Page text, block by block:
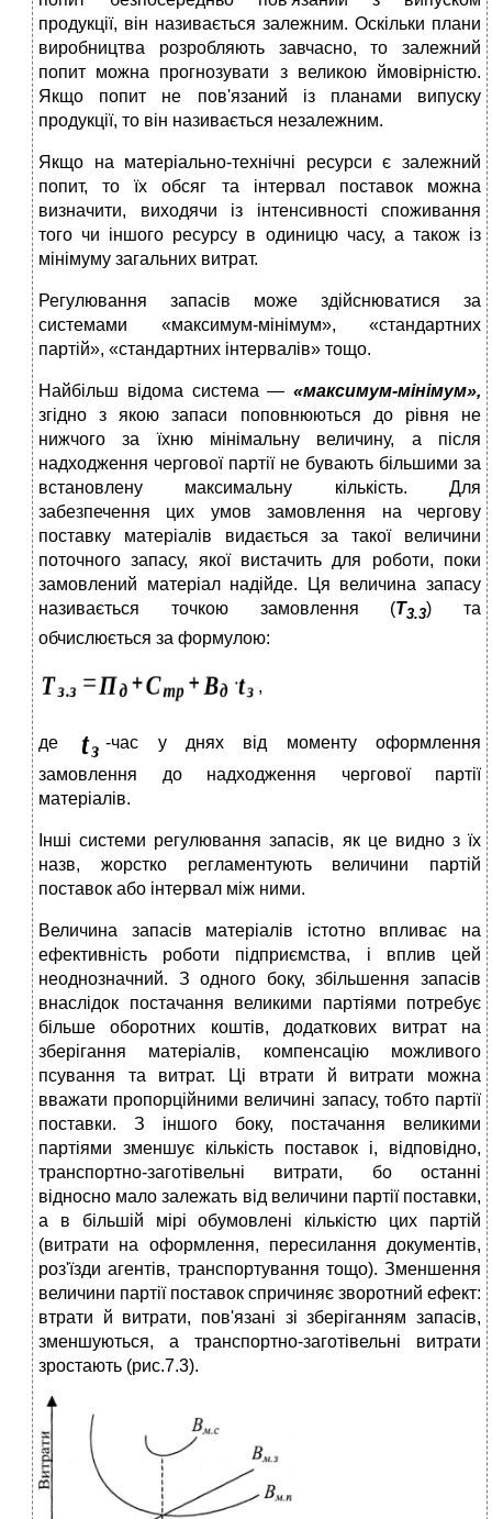
продукції, він називається залежним. Оскільки плани
виробництва розробляють завчасно, то залежний
попит можна прогнозувати з великою ймовірністю.
Якщо попит не пов'язаний із планами випуску
продукції, то він називається незалежним.
Якщо на матеріально-технічні ресурси є залежний
попит, то їх обсяг та інтервал поставок можна
визначити, виходячи із інтенсивності споживання
того чи іншого ресурсу в одиницю часу, а також із
мінімуму загальних витрат.
Регулювання запасів може здійснюватися за
системами «максимум-мінімум», «стандартних
партій», «стандартних інтервалів» тощо.
Найбільш відома система — «максимум-мінімум»,
згідно з якою запаси поповнюються до рівня не
нижчого за їхню мінімальну величину, а після
надходження чергової партії не бувають більшими за
встановлену максимальну кількість. Для
забезпечення цих умов замовлення на чергову
поставку матеріалів видається за такої величини
поточного запасу, якої вистачить для роботи, поки
замовлений матеріал надійде. Ця величина запасу
називається точкою замовлення (Т3.3) та
обчислюється за формулою:
,
де
-час у днях від моменту оформлення
замовлення до надходження чергової партії
матеріалів.
Інші системи регулювання запасів, як це видно з їх
назв, жорстко регламентують величини партій
поставок або інтервал між ними.
Величина запасів матеріалів істотно впливає на
ефективність роботи підприємства, і вплив цей
неоднозначний. З одного боку, збільшення запасів
внаслідок постачання великими партіями потребує
більше оборотних коштів, додаткових витрат на
зберігання матеріалів, компенсацію можливого
псування та витрат. Ці втрати й витрати можна
вважати пропорційними величині запасу, тобто партії
поставки. З іншого боку, постачання великими
партіями зменшує кількість поставок і, відповідно,
транспортно-заготівельні витрати, бо останні
відносно мало залежать від величини партії поставки,
а в більшій мірі обумовлені кількістю цих партій
(витрати на оформлення, пересилання документів,
роз'їзди агентів, транспортування тощо). Зменшення
величини партії поставок спричиняє зворотний ефект:
втрати й витрати, пов'язані зі зберіганням запасів,
зменшуються, а транспортно-заготівельні витрати
зростають (рис.7.3).